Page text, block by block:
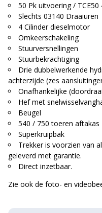
50 Pk uitvoering / TCE50
Slechts 03140 Draaiuren
4 Cilinder dieselmotor
Omkeerschakeling
Stuurversnellingen
Stuurbekrachtiging
Drie dubbelwerkende
achterzijde (zes
Onafhankelijke
Hef met
Beugel
540 / 750 toeren aftakas
Superkruipbak
Trekker is voorzien van
geleverd met garantie.
Direct inzetbaar.
Zie ook de foto- en